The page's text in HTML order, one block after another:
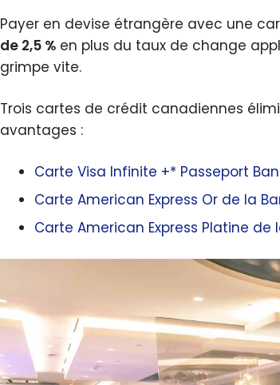
Payer en devise étrangère avec une
de 2,5 % en plus du taux de change
grimpe vite.
Trois cartes de crédit canadiennes
avantages :
Carte Visa Infinite +* Passeport
Carte American Express Or de la
Carte American Express Platine de